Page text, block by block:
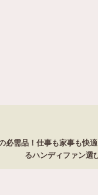
必需品！仕事も家事も快
るハンディファン選